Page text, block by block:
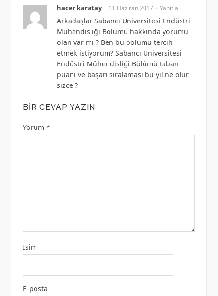
hacer karatay 11 Haziran 2017 Yanıtla
Arkadaşlar Sabancı Üniversitesi Endüstri
Mühendisliği Bölümü hakkında yorumu
olan var mı ? Ben bu bölümü tercih
etmek istiyorum? Sabancı Üniversitesi
Endüstri Mühendisliği Bölümü taban
puanı ve başarı sıralaması bu yıl ne olur
sizce ?
BIR CEVAP YAZIN
Yorum *
İsim
E-posta